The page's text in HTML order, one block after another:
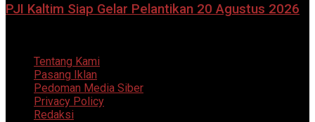
PJI Kaltim Siap Gelar Pelantikan 20 Agustus 2026
Tentang Kami
Pasang Iklan
Pedoman Media Siber
Privacy Policy
Redaksi